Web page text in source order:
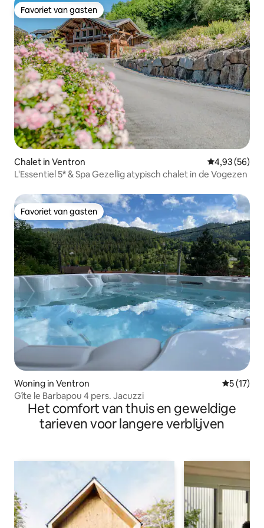
Favoriet van gasten
Favoriet van gasten
Chalet in Ventron Gemiddelde
4,93 (56)
L'Essentiel 5* & Spa Gezellig atypisch chalet in de Vogezen
Favoriet van gasten
Favoriet van gasten
Woning in Ventron
5 (17)
Gîte le Barbapou 4 pers. Jacuzzi
Het comfort van thuis en geweldige
tarieven voor langere verblijven